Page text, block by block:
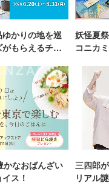
かりの地を巡
もらえるチャ
妖怪夏
コニカ
かなおばんざい
ス！
三四郎
リアル